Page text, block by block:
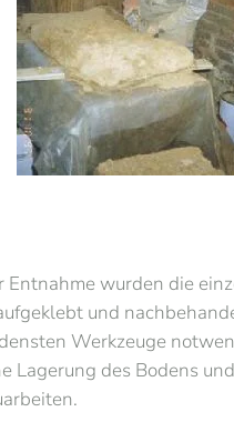
Entnahme wurden die
und
Werkzeuge
Lagerung des Bodens